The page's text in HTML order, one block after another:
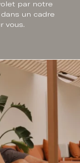
par notre
un cadre
vous.